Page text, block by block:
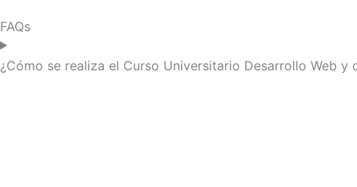
FAQs
¿Cómo se realiza el Curso Universitario Desarrollo Web y